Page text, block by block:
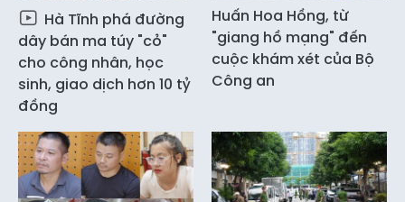
Hà Tĩnh phá đường
dây bán ma túy "cỏ"
cho công nhân, học
sinh, giao dịch hơn 10 tỷ
đồng
Huấn Hoa Hồng, từ
"giang hồ mạng" đến
cuộc khám xét của Bộ
Công an